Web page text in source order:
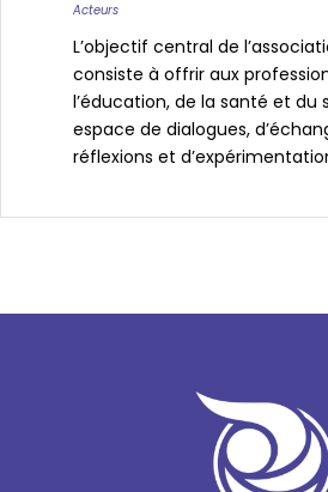
Acteurs
L’objectif central de
consiste à offrir aux
l’éducation, de la santé et du
espace de dialogues,
réflexions et